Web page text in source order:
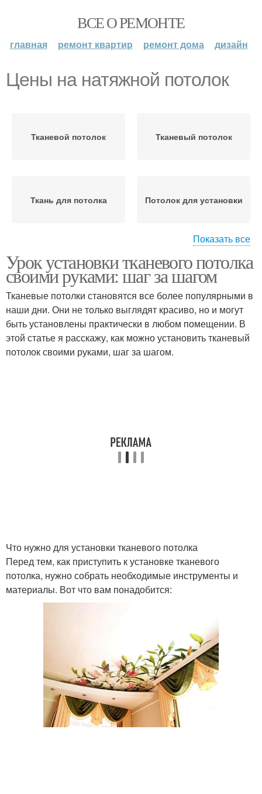
ВСЕ О РЕМОНТЕ
главная ремонт квартир ремонт дома дизайн
Цены на натяжной потолок
Тканевой потолок Тканевый потолок
Ткань для потолка Потолок для установки
Натяжные потолки
установкой
Материал для потолка
Цены на реечный
потолок
Высота при натяжном
Расстояние от потолка
Потолок в высоком
помещении
Обои на потолок
Потолок в спальне Потолок в зависимости
Показать все
Урок установки тканевого потолка
своими руками: шаг за шагом
Тканевые потолки становятся все более популярными в
наши дни. Они не только выглядят красиво, но и могут
быть установлены практически в любом помещении. В
этой статье я расскажу, как можно установить тканевый
потолок своими руками, шаг за шагом.
Что нужно для установки тканевого потолка
Перед тем, как приступить к установке тканевого
потолка, нужно собрать необходимые инструменты и
материалы. Вот что вам понадобится: